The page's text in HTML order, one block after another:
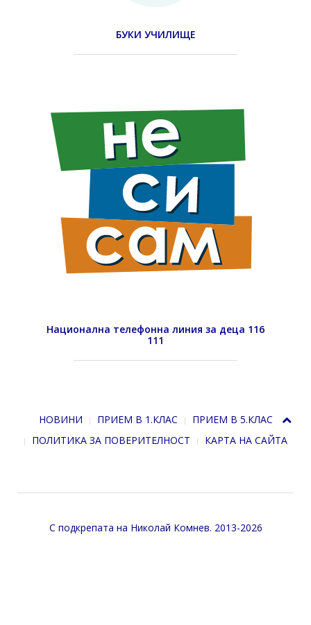
БУКИ УЧИЛИЩЕ
Национална телефонна линия за деца 116
111
НОВИНИ ПРИЕМ В 1.КЛАС
ПРИЕМ В 5.КЛАС
ПОЛИТИКА ЗА ПОВЕРИТЕЛНОСТ
КАРТА НА САЙТА
С подкрепата на Николай Комнев. 2013-2026